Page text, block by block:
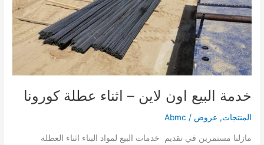
خدمة البيع اون لاين – اثناء عطلة كورونا
المنتجات, عروض /
Abmc
مازلنا مستمرين في تقديم خدمات البيع لمواد البناء اثناء العطلة